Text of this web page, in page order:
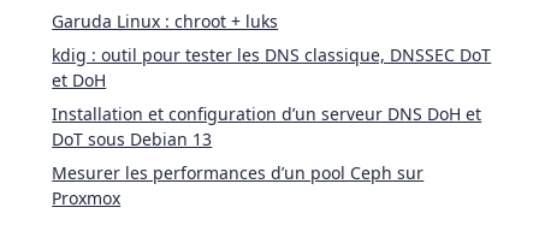
Garuda Linux : chroot + luks
kdig : outil pour tester les DNS classique, DNSSEC DoT
et DoH
Installation et configuration d’un serveur DNS DoH et
DoT sous Debian 13
Mesurer les performances d’un pool Ceph sur
Proxmox